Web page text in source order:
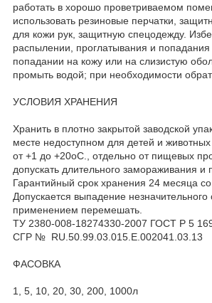
работать в хорошо проветриваемом
использовать резиновые перчатки,
для кожи рук, защитную спецодежду.
распылении, проглатывания и попадания
попадании на кожу или на слизистую
промыть водой; при необходимости
УСЛОВИЯ ХРАНЕНИЯ
Хранить в плотно закрытой заводской
месте недоступном для детей и
от +1 до +20оС., отдельно от пищевых
допускать длительного замораживания и
Гарантийный срок хранения 24 месяца со
Допускается выпадение
применением перемешать.
ТУ 2380-008-18274330-2007 ГОСТ Р 5
СГР № RU.50.99.03.015.E.002041.03.13
ФАСОВКА
1, 5, 10, 20, 30, 200, 1000л